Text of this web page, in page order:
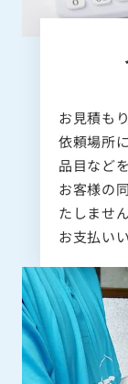
お見積も
依頼場所
品目など
お客様の
たしませ
お支払い